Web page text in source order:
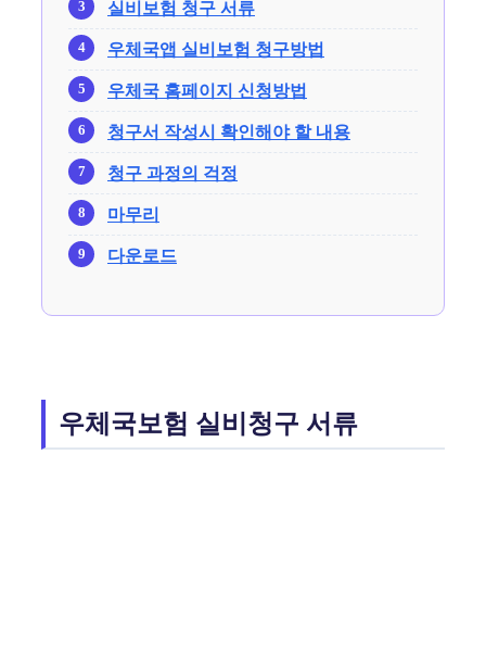
실비보험 청구 서류
우체국앱 실비보험 청구방법
우체국 홈페이지 신청방법
청구서 작성시 확인해야 할 내용
청구 과정의 걱정
마무리
다운로드
우체국보험 실비청구 서류